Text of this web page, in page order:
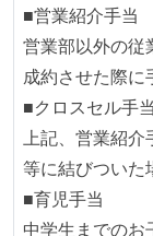
イベントへ
て、大規模
ある
職業安定法
受動喫煙防
置）
■営業紹介手当
営業部以外の従
成約させた際に
■クロスセル手当
上記、営業紹介
等に結びついた
■育児手当
中学生までのお